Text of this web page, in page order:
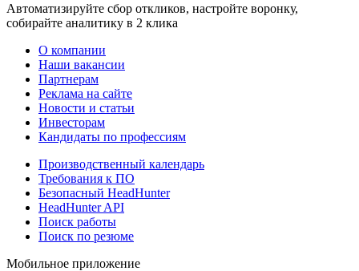
Автоматизируйте сбор откликов, настройте воронку,
собирайте аналитику в 2 клика
О компании
Наши вакансии
Партнерам
Реклама на сайте
Новости и статьи
Инвесторам
Кандидаты по профессиям
Производственный календарь
Требования к ПО
Безопасный HeadHunter
HeadHunter API
Поиск работы
Поиск по резюме
Мобильное приложение